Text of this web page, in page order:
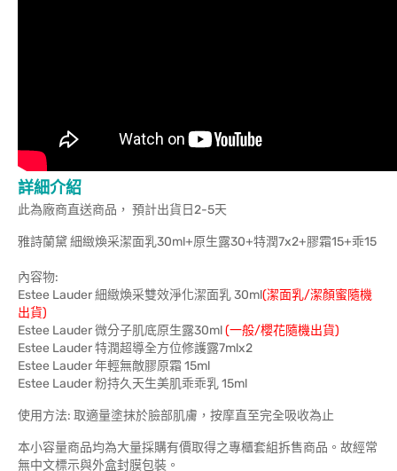
詳細介紹
此為廠商直送商品， 預計出貨日2-5天
雅詩蘭黛 細緻煥采潔面乳30ml+原生露30+特潤7x2+膠霜15+乖15
內容物:
Estee Lauder 細緻煥采雙效淨化潔面乳 30ml(潔面乳/潔顏蜜隨機
出貨)
Estee Lauder 微分子肌底原生露30ml(一般/櫻花隨機出貨)
Estee Lauder 特潤超導全方位修護露7mlx2
Estee Lauder 年輕無敵膠原霜 15ml
Estee Lauder 粉持久天生美肌乖乖乳 15ml
使用方法: 取適量塗抹於臉部肌膚，按摩直至完全吸收為止
本小容量商品均為大量採購有價取得之專櫃套組拆售商品。故經常
無中文標示與外盒封膜包裝。